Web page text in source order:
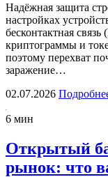
Надёжная защита
настройках
бесконтактная
криптограммы и
поэтому перехват
заражение…
02.07.2026
6 мин
Открытый
рынок: что